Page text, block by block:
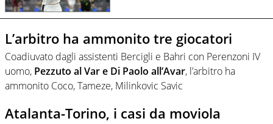
L’arbitro ha ammonito tre giocatori
Coadiuvato dagli assistenti Bercigli e Bahri con Perenzoni IV
uomo, Pezzuto al Var e Di Paolo all’Avar, l’arbitro ha
ammonito Coco, Tameze, Milinkovic Savic
Atalanta-Torino, i casi da moviola